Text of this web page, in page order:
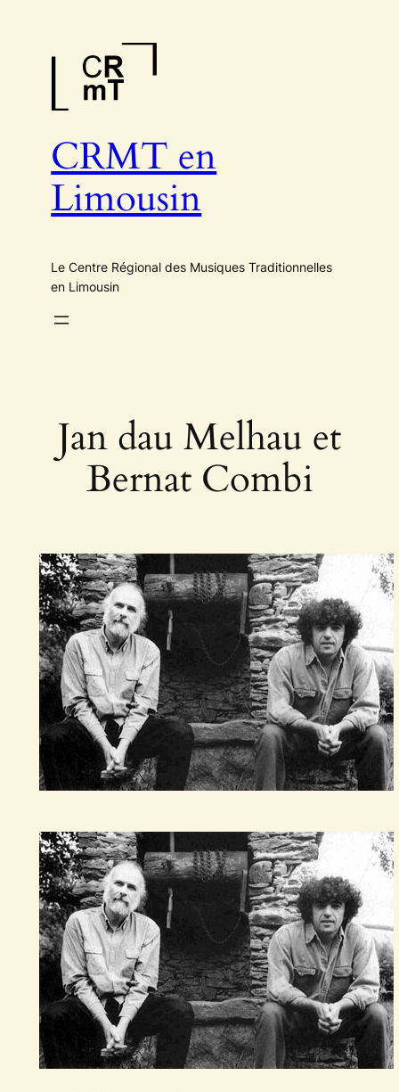
CRMT en
Limousin
Le Centre Régional des Musiques Traditionnelles
en Limousin
Jan dau Melhau et
Bernat Combi